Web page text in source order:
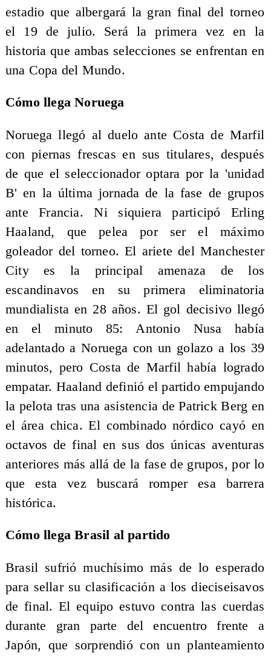
estadio que albergará la gran final del torneo
el 19 de julio. Será la primera vez en la
historia que ambas selecciones se enfrentan en
una Copa del Mundo.
Cómo llega Noruega
Noruega llegó al duelo ante Costa de Marfil
con piernas frescas en sus titulares, después
de que el seleccionador optara por la 'unidad
B' en la última jornada de la fase de grupos
ante Francia. Ni siquiera participó Erling
Haaland, que pelea por ser el máximo
goleador del torneo. El ariete del Manchester
City es la principal amenaza de los
escandinavos en su primera eliminatoria
mundialista en 28 años. El gol decisivo llegó
en el minuto 85: Antonio Nusa había
adelantado a Noruega con un golazo a los 39
minutos, pero Costa de Marfil había logrado
empatar. Haaland definió el partido empujando
la pelota tras una asistencia de Patrick Berg en
el área chica. El combinado nórdico cayó en
octavos de final en sus dos únicas aventuras
anteriores más allá de la fase de grupos, por lo
que esta vez buscará romper esa barrera
histórica.
Cómo llega Brasil al partido
Brasil sufrió muchísimo más de lo esperado
para sellar su clasificación a los dieciseisavos
de final. El equipo estuvo contra las cuerdas
durante gran parte del encuentro frente a
Japón, que sorprendió con un planteamiento